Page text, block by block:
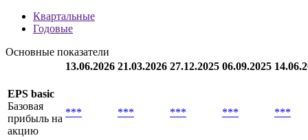
Квартальные
Годовые
Основные показатели
13.06.2026 21.03.2026 27.12.2025 06.09.2025
EPS basic
Базовая
прибыль на
акцию
*** *** *** *** ***